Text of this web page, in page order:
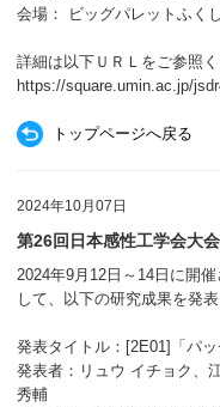
会場： ビッグパレットふく
詳細は以下ＵＲＬをご参照く
https://square.umin.ac.jp/
トップページへ戻る
2024年10月07日
第26回日本感性工学会大
2024年9月12日～14日に開
して、以下の研究成果を発
発表タイトル：[2E01]「パ
発表者：リュウ イチョク、
秀輔